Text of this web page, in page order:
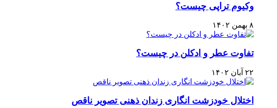
وکیوم تراپی چیست؟
۸ بهمن ۱۴۰۲
تفاوت عطر و ادکلن در چیست؟
۲۲ آبان ۱۴۰۲
اختلال خودزشت انگاری زندان ذهنی تصویر ناقص